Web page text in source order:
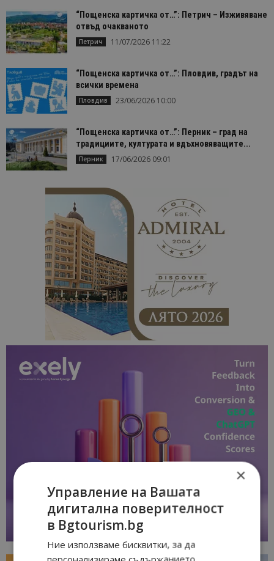
“Пощенска картичка от…”: Петрич – Изживяване
отвъд очакваното
Петрич 11/07/2026 11:22
“Пощенска картичка от…”: Пловдив, градът на
всички времена
Пловдив 23/06/2026 10:00
“Пощенска картичка от…”: Перник – град на
традициите, културата и вдъхновяващите...
Перник 17/06/2026 09:01
×
Управление на Вашата
дигитална поверителност
в Bgtourism.bg
Ние използваме бисквитки, за да